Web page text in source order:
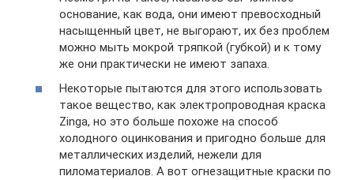
основание, как вода, они имеют превосходный
насыщенный цвет, не выгорают, их без проблем
можно мыть мокрой тряпкой (губкой) и к тому
же они практически не имеют запаха.
Некоторые пытаются для этого использовать
такое вещество, как электропроводная краска
Zinga, но это больше похоже на способ
холодного оцинкования и пригодно больше для
металлических изделий, нежели для
пиломатериалов. А вот огнезащитные краски по